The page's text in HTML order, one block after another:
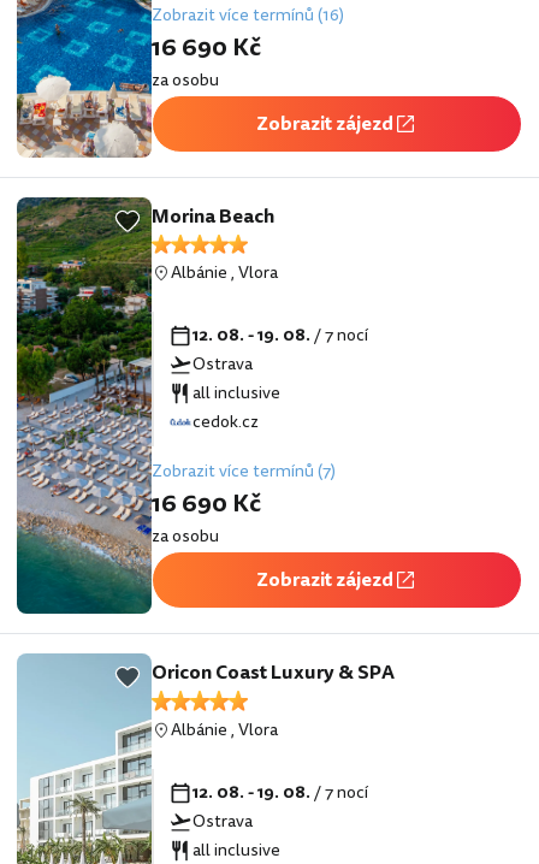
Zobrazit více termínů (16)
16 690 Kč
za osobu
Zobrazit zájezd
Morina Beach
Albánie,Vlora
12. 08. - 19. 08./ 7 nocí
Ostrava
all inclusive
cedok.cz
Zobrazit více termínů (7)
16 690 Kč
za osobu
Zobrazit zájezd
Oricon Coast Luxury & SPA
Albánie,Vlora
12. 08. - 19. 08./ 7 nocí
Ostrava
all inclusive